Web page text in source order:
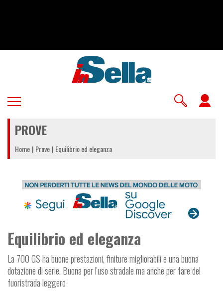
PROVE
Home Prove Equilibrio ed eleganza
Equilibrio ed eleganza
La 700 GS ha buone prestazioni, finiture migliorabili e una buona
dotazione di serie. Buona per l'uso stradale ma anche per fare del
fuoristrada leggero